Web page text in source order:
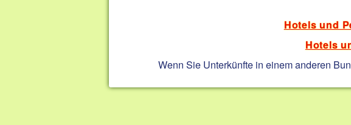
Hotels und
Hotels
Wenn Sie Unterkünfte in einem anderen